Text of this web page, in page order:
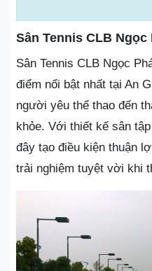
Sân Tennis CLB Ngọc
Sân Tennis CLB Ngọc
điểm nổi bật nhất tại An
người yêu thể thao đến
khỏe. Với thiết kế sân
đây tạo điều kiện thuận
trải nghiệm tuyệt vời khi